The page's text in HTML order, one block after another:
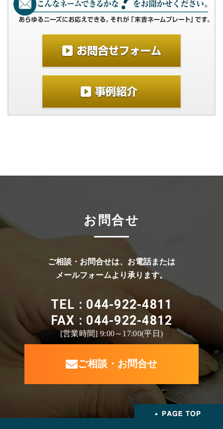
お問合せ
ご相談・お問合せは、お電話または
メールフォームより承ります。
TEL : 044-922-4811
FAX : 044-922-4812
[営業時間] 9:00～17:00(平日)
ご相談・お問合せ